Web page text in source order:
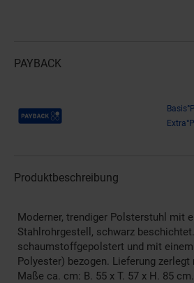
PAYBACK
Payback Punkte
Produktbeschreibung
Moderner, trendiger Polsterstuhl mit
Stahlrohrgestell, schwarz
schaumstoffgepolstert und mit einem
Polyester) bezogen. Lieferung
Maße ca. cm: B. 55 x T. 57 x H. 85